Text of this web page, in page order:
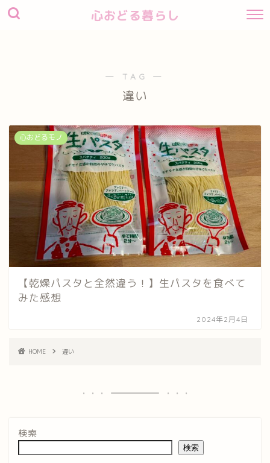
心おどる暮らし
― TAG ―
違い
心おどるモノ
【乾燥パスタと全然違う！】生パスタを食べて
みた感想
2024年2月4日
HOME 違い
検索
検索